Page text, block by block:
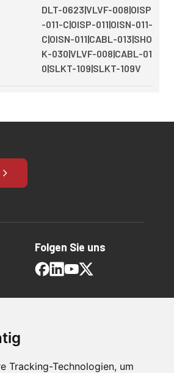
Tracking-Technologien, um
DLT-0623|VLVF-008|OISP
-011-C|OISP-011|OISN-011-
C|OISN-011|CABL-013|SHO
K-030|VLVF-008|CABL-01
0|SLKT-109|SLKT-109V
Folgen Sie uns